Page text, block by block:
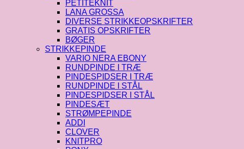
PETITEKNIT
LANA GROSSA
DIVERSE STRIKKEOPSKRIFTER
GRATIS OPSKRIFTER
BØGER
STRIKKEPINDE
VARIO NERA EBONY
RUNDPINDE I TRÆ
PINDESPIDSER I TRÆ
RUNDPINDE I STÅL
PINDESPIDSER I STÅL
PINDESÆT
STRØMPEPINDE
ADDI
CLOVER
KNITPRO